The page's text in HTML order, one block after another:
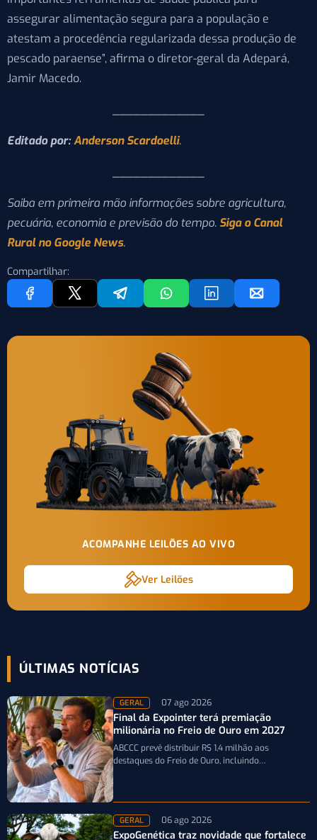
assegurar alimentação segura para a população e
atestam a procedência regularizada dessa produção de
pescado paraense”, afirma o diretor-geral da Adepará,
Jamir Macedo.
Editado por:Anderson Scardoelli.
Saiba em primeira mão informações sobre agricultura,
pecuária, economia e previsão do tempo. Siga o Canal
Rural no Google News.
Compartilhar:
ACOMPANHE LEILÕES AO VIVO
Ver Leilões
ÚLTIMAS NOTÍCIAS
GERAL 07 ago 2026
Final da Expointer terá premiação
milionária no Freio de Ouro em 2027
ABCCC prevê distribuir R$ 1,4 milhão aos
destaques do Freio de Ouro, incluindo
GERAL 06 ago 2026
ExpoGenética traz novidade que fortalece